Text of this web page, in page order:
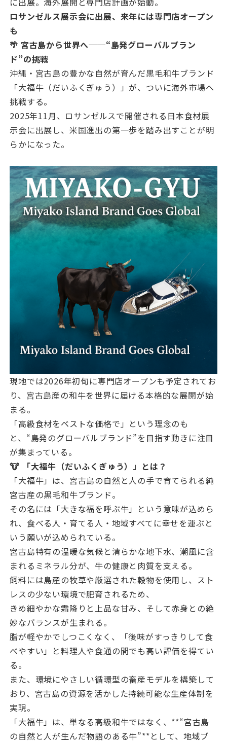
ロサンゼルス展示会に出展、来年には専門店オープン
も
🌴 宮古島から世界へ──“島発グローバルブラン
ド”の挑戦
沖縄・宮古島の豊かな自然が育んだ黒毛和牛ブランド
「大福牛（だいふくぎゅう）」が、ついに海外市場へ
挑戦する。
2025年11月、ロサンゼルスで開催される日本食材展
示会に出展し、米国進出の第一歩を踏み出すことが明
らかになった。
現地では2026年初旬に専門店オープンも予定されてお
り、宮古島産の和牛を世界に届ける本格的な展開が始
まる。
「高級食材をベストな価格で」という理念のも
と、“島発のグローバルブランド”を目指す動きに注目
が集まっている。
🐮 「大福牛（だいふくぎゅう）」とは？
「大福牛」は、宮古島の自然と人の手で育てられる純
宮古産の黒毛和牛ブランド。
その名には「大きな福を呼ぶ牛」という意味が込めら
れ、食べる人・育てる人・地域すべてに幸せを運ぶと
いう願いが込められている。
宮古島特有の温暖な気候と清らかな地下水、潮風に含
まれるミネラル分が、牛の健康と肉質を支える。
飼料には島産の牧草や厳選された穀物を使用し、スト
レスの少ない環境で肥育されるため、
きめ細やかな霜降りと上品な甘み、そして赤身との絶
妙なバランスが生まれる。
脂が軽やかでしつこくなく、「後味がすっきりして食
べやすい」と料理人や食通の間でも高い評価を得てい
る。
また、環境にやさしい循環型の畜産モデルを構築して
おり、宮古島の資源を活かした持続可能な生産体制を
実現。
「大福牛」は、単なる高級和牛ではなく、**“宮古島
の自然と人が生んだ物語のある牛”**として、地域ブ